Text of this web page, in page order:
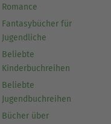
Romance
Fantasybücher für
Jugendliche
Beliebte
Kinderbuchreihen
Beliebte
Jugendbuchreihen
Bücher über